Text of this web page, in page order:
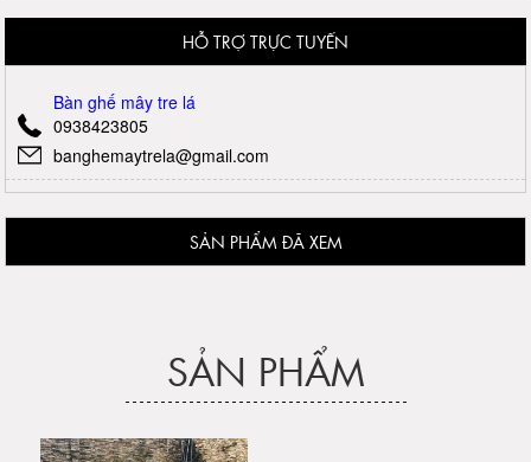
HỖ TRỢ TRỰC TUYẾN
Bàn ghế mây tre lá
0938423805
banghemaytrela@gmail.com
SẢN PHẨM ĐÃ XEM
SẢN PHẨM